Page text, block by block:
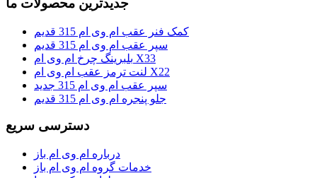
جدیدترین محصولات ما
کمک فنر عقب ام وی ام 315 قدیم
سپر عقب ام وی ام 315 قدیم
بلبرینگ چرخ ام وی ام X33
لنت ترمز عقب ام وی ام X22
سپر عقب ام وی ام 315 جدید
جلو پنجره ام وی ام 315 قدیم
دسترسی سریع
درباره ام وی ام باز
خدمات گروه ام وی ام باز